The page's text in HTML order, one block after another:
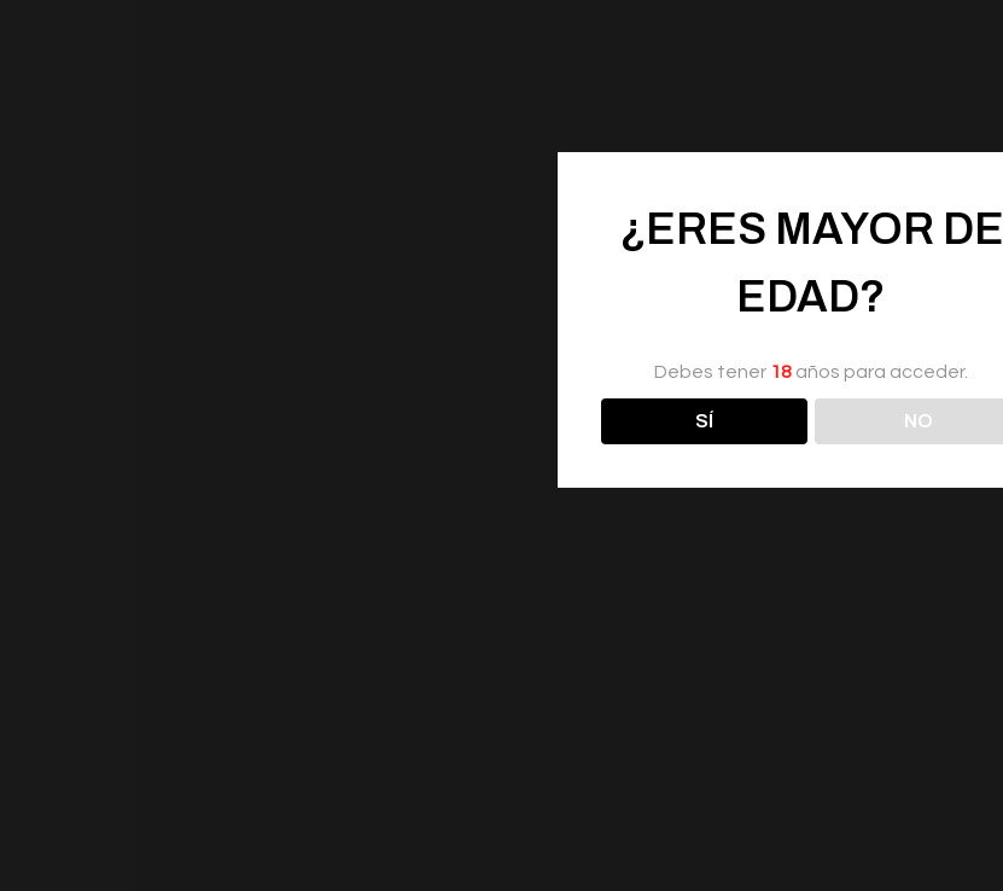
¿ERES MAYOR DE
EDAD?
Debes tener 18 años para acceder.
SÍ NO